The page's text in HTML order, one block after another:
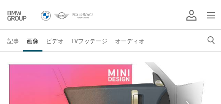
記事 画像 ビデオ TVフッテージ オーディオ